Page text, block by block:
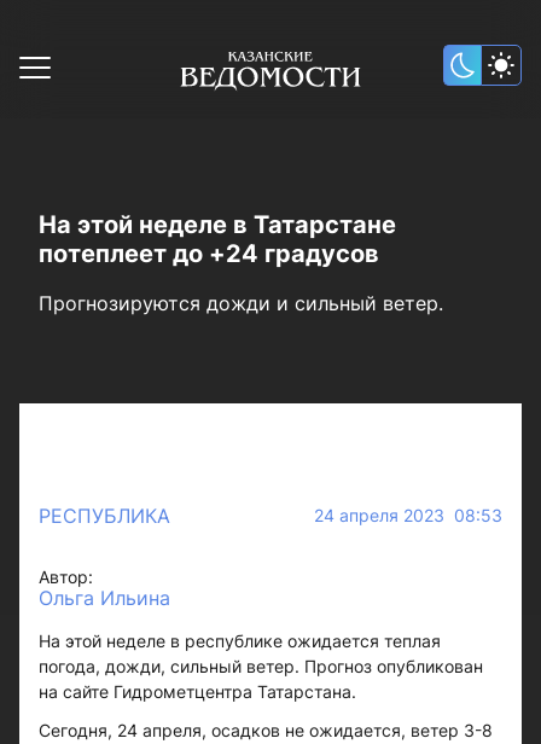
На этой неделе в Татарстане
потеплеет до +24 градусов
Прогнозируются дожди и сильный ветер.
РЕСПУБЛИКА 24 апреля 2023 08:53
Автор:
Ольга Ильина
На этой неделе в республике ожидается теплая
погода, дожди, сильный ветер. Прогноз опубликован
на сайте Гидрометцентра Татарстана.
Сегодня, 24 апреля, осадков не ожидается, ветер 3-8